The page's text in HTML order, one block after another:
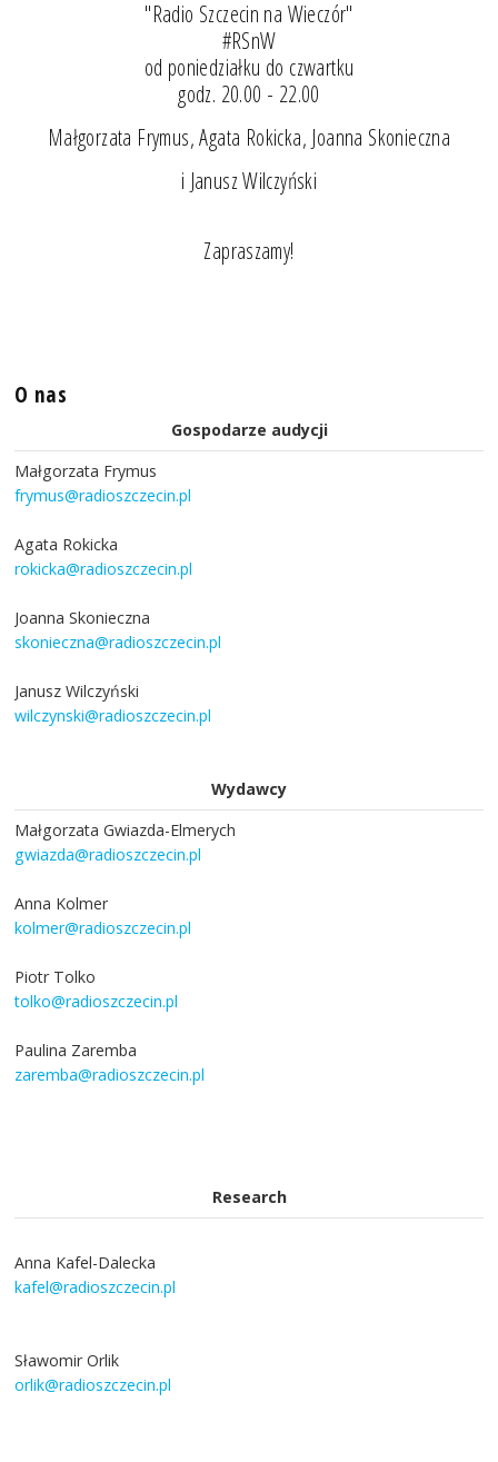
"Radio Szczecin na Wieczór"
#RSnW
od poniedziałku do czwartku
godz. 20.00 - 22.00
Małgorzata Frymus, Agata Rokicka, Joanna Skonieczna
i Janusz Wilczyński
Zapraszamy!
O nas
Gospodarze audycji
Małgorzata Frymus
frymus@radioszczecin.pl
Agata Rokicka
rokicka@radioszczecin.pl
Joanna Skonieczna
skonieczna@radioszczecin.pl
Janusz Wilczyński
wilczynski@radioszczecin.pl
Wydawcy
Małgorzata Gwiazda-Elmerych
gwiazda@radioszczecin.pl
Anna Kolmer
kolmer@radioszczecin.pl
Piotr Tolko
tolko@radioszczecin.pl
Paulina Zaremba
zaremba@radioszczecin.pl
Research
Anna Kafel-Dalecka
kafel@radioszczecin.pl
Sławomir Orlik
orlik@radioszczecin.pl